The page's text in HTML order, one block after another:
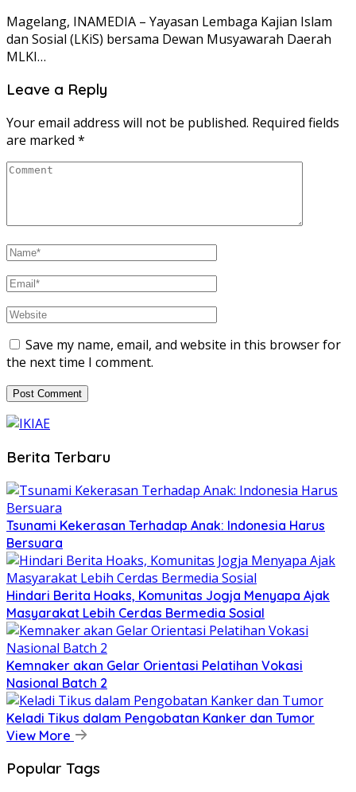
Magelang, INAMEDIA – Yayasan Lembaga Kajian Islam
dan Sosial (LKiS) bersama Dewan Musyawarah Daerah
MLKI…
Leave a Reply
Your email address will not be published. Required fields
are marked *
Save my name, email, and website in this browser for
the next time I comment.
Berita Terbaru
Tsunami Kekerasan Terhadap Anak: Indonesia Harus
Bersuara
Hindari Berita Hoaks, Komunitas Jogja Menyapa Ajak
Masyarakat Lebih Cerdas Bermedia Sosial
Kemnaker akan Gelar Orientasi Pelatihan Vokasi
Nasional Batch 2
Keladi Tikus dalam Pengobatan Kanker dan Tumor
View More
Popular Tags